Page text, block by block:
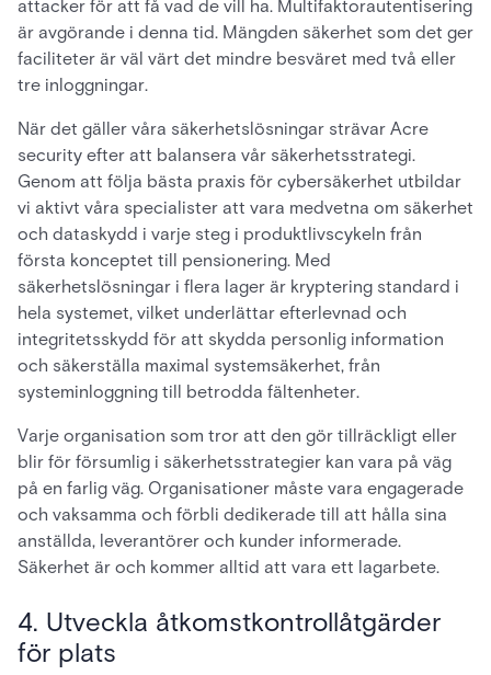
attacker för att få vad de vill ha. Multifaktorautentisering
är avgörande i denna tid. Mängden säkerhet som det ger
faciliteter är väl värt det mindre besväret med två eller
tre inloggningar.
När det gäller våra säkerhetslösningar strävar Acre
security efter att balansera vår säkerhetsstrategi.
Genom att följa bästa praxis för cybersäkerhet utbildar
vi aktivt våra specialister att vara medvetna om säkerhet
och dataskydd i varje steg i produktlivscykeln från
första konceptet till pensionering. Med
säkerhetslösningar i flera lager är kryptering standard i
hela systemet, vilket underlättar efterlevnad och
integritetsskydd för att skydda personlig information
och säkerställa maximal systemsäkerhet, från
systeminloggning till betrodda fältenheter.
Varje organisation som tror att den gör tillräckligt eller
blir för försumlig i säkerhetsstrategier kan vara på väg
på en farlig väg. Organisationer måste vara engagerade
och vaksamma och förbli dedikerade till att hålla sina
anställda, leverantörer och kunder informerade.
Säkerhet är och kommer alltid att vara ett lagarbete.
4. Utveckla åtkomstkontrollåtgärder
för plats